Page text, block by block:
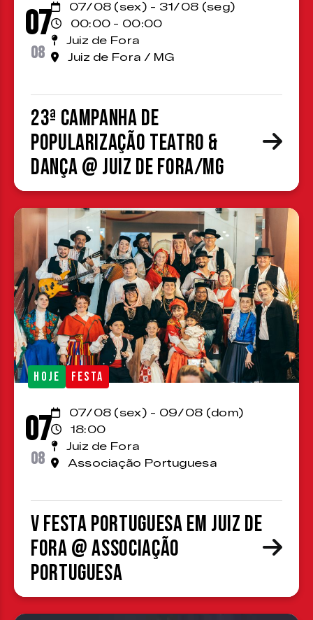
07
08
07/08 (sex) - 31/08 (seg)
00:00 - 00:00
Juiz de Fora
Juiz de Fora / MG
23ª Campanha de
Popularização Teatro &
Dança @ Juiz de Fora/MG
HOJE FESTA
07
08
07/08 (sex) - 09/08 (dom)
18:00
Juiz de Fora
Associação Portuguesa
V Festa Portuguesa em Juiz de
Fora @ Associação
Portuguesa